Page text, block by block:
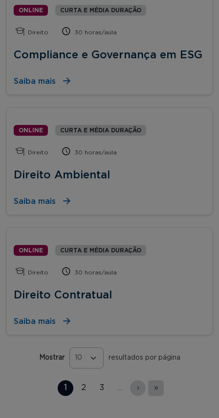
ONLINE CURTA E MÉDIA DURAÇÃO
Direito 30 horas/aula
Compliance e Governança em ESG
Saiba mais
ONLINE CURTA E MÉDIA DURAÇÃO
Direito 30 horas/aula
Direito Ambiental
Saiba mais
ONLINE CURTA E MÉDIA DURAÇÃO
Direito 30 horas/aula
Direito Contratual
Saiba mais
Mostrar resultados por página
1 2 3 › »